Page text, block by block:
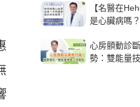
【名醫在
是心臟病嗎
解析支架種
關鍵
心房顫動診
勢：雙能量